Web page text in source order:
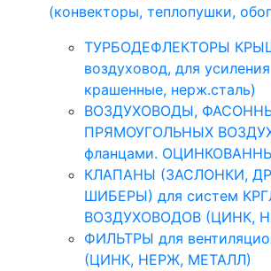
(конвекторы, теплопушки,
ТУРБОДЕФЛЕКТОРЫ
воздуховод, для
крашенные, нерж.сталь)
ВОЗДУХОВОДЫ,
ПРЯМОУГОЛЬНЫХ
фланцами.
КЛАПАНЫ (ЗАСЛОНКИ,
ШИБЕРЫ) для систем
ВОЗДУХОВОДОВ (ЦИНК,
ФИЛЬТРЫ для
(ЦИНК, НЕРЖ, МЕТАЛЛ)